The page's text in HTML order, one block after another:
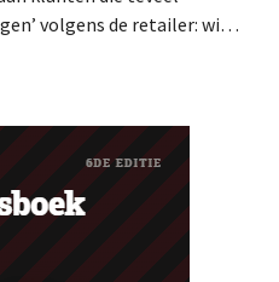
volgens de retailer: wie